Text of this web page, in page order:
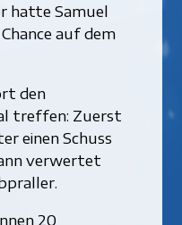
hatte Samuel
auf dem
den
treffen: Zuerst
einen Schuss
verwertet
20